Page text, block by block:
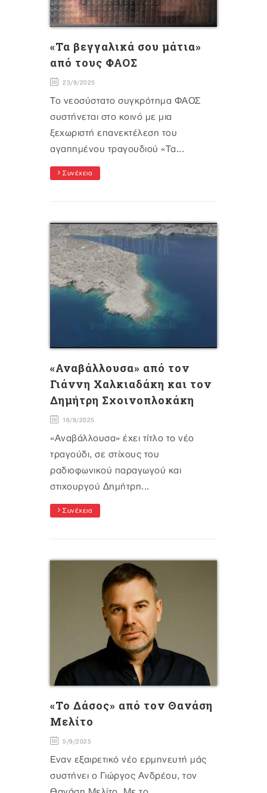
«Τα βεγγαλικά σου μάτια»
από τους ΦΑΟΣ
23/9/2025
Το νεοσύστατο συγκρότημα ΦΑΟΣ
συστήνεται στο κοινό με μια
ξεχωριστή επανεκτέλεση του
αγαπημένου τραγουδιού «Τα...
Συνέχεια
«Αναβάλλουσα» από τον
Γιάννη Χαλκιαδάκη και τον
Δημήτρη Σχοινοπλοκάκη
16/9/2025
«Αναβάλλουσα» έχει τίτλο το νέο
τραγούδι, σε στίχους του
ραδιοφωνικού παραγωγού και
στιχουργού Δημήτρη...
Συνέχεια
«Το Δάσος» από τον Θανάση
Μελίτο
5/9/2025
Έναν εξαιρετικό νέο ερμηνευτή μάς
συστήνει ο Γιώργος Ανδρέου, τον